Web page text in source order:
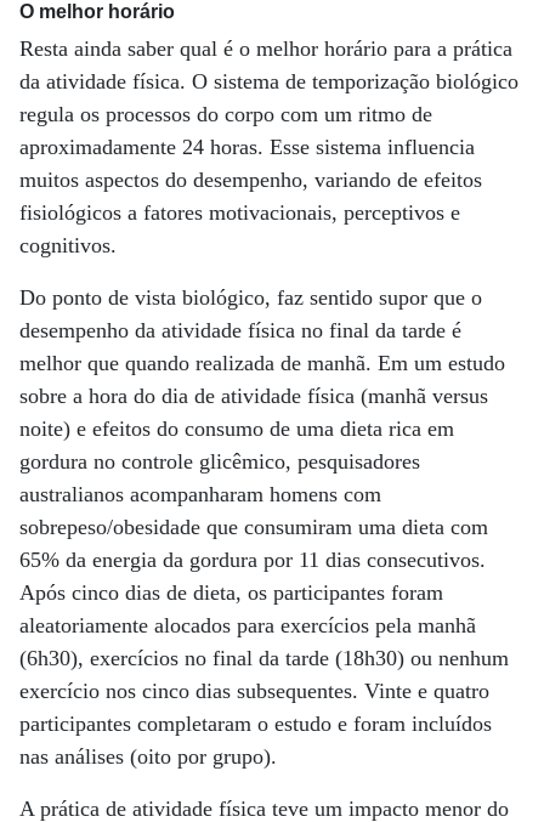
O melhor horário
Resta ainda saber qual é o melhor horário para a prática
da atividade física. O sistema de temporização biológico
regula os processos do corpo com um ritmo de
aproximadamente 24 horas. Esse sistema influencia
muitos aspectos do desempenho, variando de efeitos
fisiológicos a fatores motivacionais, perceptivos e
cognitivos.
Do ponto de vista biológico, faz sentido supor que o
desempenho da atividade física no final da tarde é
melhor que quando realizada de manhã. Em um estudo
sobre a hora do dia de atividade física (manhã versus
noite) e efeitos do consumo de uma dieta rica em
gordura no controle glicêmico, pesquisadores
australianos acompanharam homens com
sobrepeso/obesidade que consumiram uma dieta com
65% da energia da gordura por 11 dias consecutivos.
Após cinco dias de dieta, os participantes foram
aleatoriamente alocados para exercícios pela manhã
(6h30), exercícios no final da tarde (18h30) ou nenhum
exercício nos cinco dias subsequentes. Vinte e quatro
participantes completaram o estudo e foram incluídos
nas análises (oito por grupo).
A prática de atividade física teve um impacto menor do